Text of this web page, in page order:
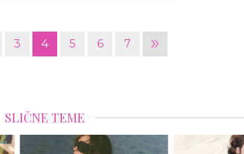
3 4 5 6 7 »
SLIČNE TEME